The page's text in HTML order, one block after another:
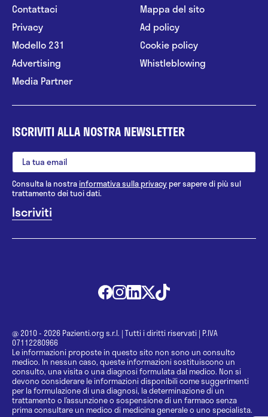
Contattaci
Privacy
Modello 231
Advertising
Media Partner
Mappa del sito
Ad policy
Cookie policy
Whistleblowing
ISCRIVITI ALLA NOSTRA NEWSLETTER
Consulta la nostrainformativa sulla privacy per sapere di più sul
trattamento dei tuoi dati.
@ 2010 - 2026 Pazienti.org s.r.l. | Tutti i diritti riservati | P.IVA
07112280966
Le informazioni proposte in questo sito non sono un consulto
medico. In nessun caso, queste informazioni sostituiscono un
consulto, una visita o una diagnosi formulata dal medico. Non si
devono considerare le informazioni disponibili come suggerimenti
per la formulazione di una diagnosi, la determinazione di un
trattamento o l’assunzione o sospensione di un farmaco senza
prima consultare un medico di medicina generale o uno specialista.